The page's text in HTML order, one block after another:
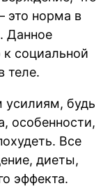
это норма в
Данное
к социальной
теле.
усилиям, будь
особенности,
Все
диеты,
эффекта.